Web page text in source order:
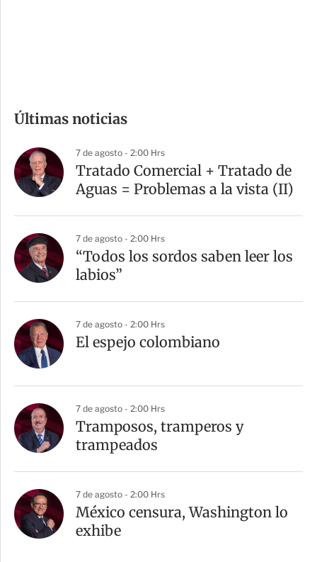
p
a
r
t
Últimas noticias
7 de agosto - 2:00 Hrs
Tratado Comercial + Tratado de
Aguas = Problemas a la vista (II)
7 de agosto - 2:00 Hrs
“Todos los sordos saben leer los
labios”
7 de agosto - 2:00 Hrs
El espejo colombiano
7 de agosto - 2:00 Hrs
Tramposos, tramperos y
trampeados
7 de agosto - 2:00 Hrs
México censura, Washington lo
exhibe